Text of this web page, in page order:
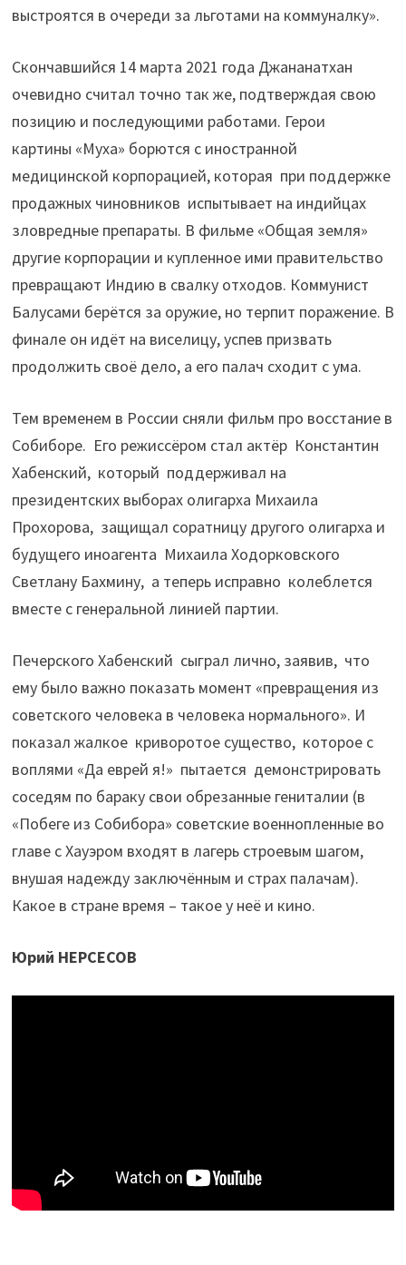
выстроятся в очереди за льготами на коммуналку».
Скончавшийся 14 марта 2021 года Джананатхан
очевидно считал точно так же, подтверждая свою
позицию и последующими работами. Герои
картины «Муха» борются с иностранной
медицинской корпорацией, которая при поддержке
продажных чиновников испытывает на индийцах
зловредные препараты. В фильме «Общая земля»
другие корпорации и купленное ими правительство
превращают Индию в свалку отходов. Коммунист
Балусами берётся за оружие, но терпит поражение. В
финале он идёт на виселицу, успев призвать
продолжить своё дело, а его палач сходит с ума.
Тем временем в России сняли фильм про восстание в
Собиборе. Его режиссёром стал актёр Константин
Хабенский, который поддерживал на
президентских выборах олигарха Михаила
Прохорова, защищал соратницу другого олигарха и
будущего иноагента Михаила Ходорковского
Светлану Бахмину, а теперь исправно колеблется
вместе с генеральной линией партии.
Печерского Хабенский сыграл лично, заявив, что
ему было важно показать момент «превращения из
советского человека в человека нормального». И
показал жалкое криворотое существо, которое с
воплями «Да еврей я!» пытается демонстрировать
соседям по бараку свои обрезанные гениталии (в
«Побеге из Собибора» советские военнопленные во
главе с Хауэром входят в лагерь строевым шагом,
внушая надежду заключённым и страх палачам).
Какое в стране время – такое у неё и кино.
Юрий НЕРСЕСОВ